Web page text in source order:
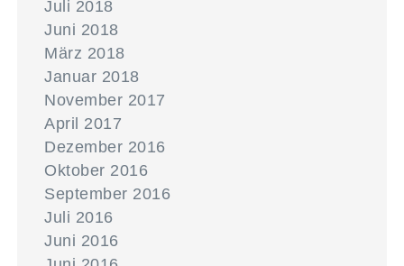
Juli 2018
Juni 2018
März 2018
Januar 2018
November 2017
April 2017
Dezember 2016
Oktober 2016
September 2016
Juli 2016
Juni 2016